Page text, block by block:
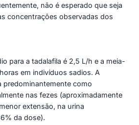
não é esperado que seja
concentrações observadas dos
para a tadalafila é 2,5 L/h e a meia-
em indivíduos sadios. A
predominantemente como
nas fezes (aproximadamente
extensão, na urina
da dose).